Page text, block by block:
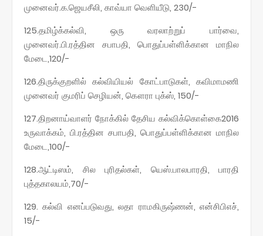
முனைவர்.க.ஜெயசீலி, காவ்யா வெளியீடு, 230/-
125.தமிழ்க்கல்வி, ஒரு வரலாற்றுப் பார்வை,
முனைவர்.பி.ரத்தின சபாபதி, பொதுப்பள்ளிக்கான மாநில
மேடை,120/-
126.திருக்குறளில் கல்வியியல் கோட்பாடுகள், கவிமாமணி
முனைவர் குமரிப் செழியன், கௌரா புக்ஸ், 150/-
127.திறனாய்வாளர் நோக்கில் தேசிய கல்விக்கொள்கை2016
உருவாக்கம், பி.ரத்தின சபாபதி, பொதுப்பள்ளிக்கான மாநில
மேடை,100/-
128.ஆட்டிஸம், சில புரிதல்கள், யெஸ்.பாலபாரதி, பாரதி
புத்தகாலயம்,70/-
129. கல்வி எனப்படுவது, லதா ராமகிருஷ்ணன், என்சிபிஎச்,
15/-